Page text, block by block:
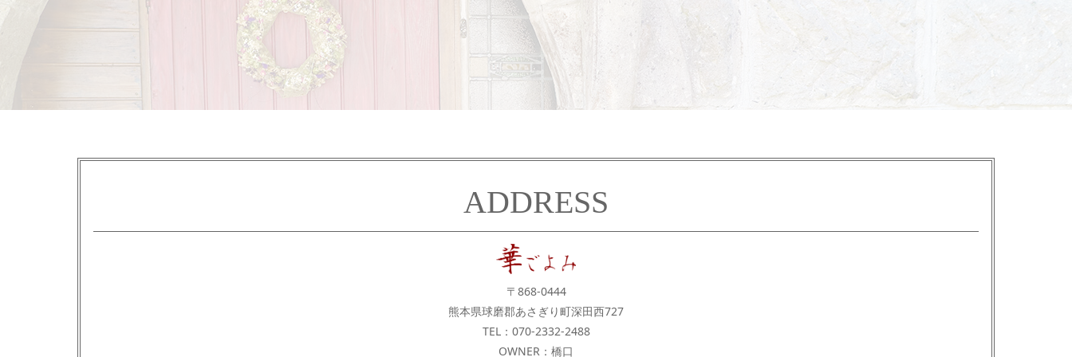
ADDRESS
〒868-0444
熊本県球磨郡あさぎり町深田西727
TEL： 070-2332-2488
OWNER：橋口